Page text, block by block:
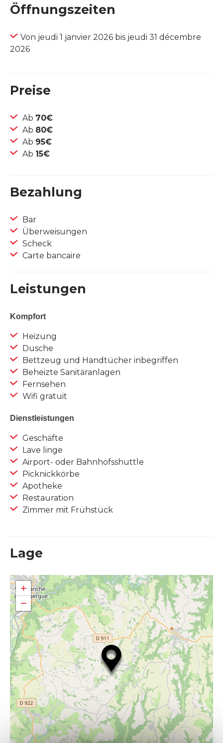
Öffnungszeiten
Von jeudi 1 janvier 2026 bis jeudi 31 décembre
2026
Preise
Ab 70€
Ab 80€
Ab 95€
Ab 15€
Bezahlung
Bar
Überweisungen
Scheck
Carte bancaire
Leistungen
Kompfort
Heizung
Dusche
Bettzeug und Handtücher inbegriffen
Beheizte Sanitäranlagen
Fernsehen
Wifi gratuit
Dienstleistungen
Geschäfte
Lave linge
Airport- oder Bahnhofsshuttle
Picknickkörbe
Apotheke
Restauration
Zimmer mit Frühstück
Lage
+
−